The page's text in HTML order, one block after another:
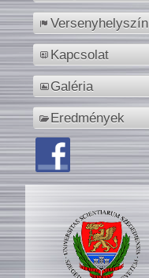
Versenyhelyszín
Kapcsolat
Galéria
Eredmények